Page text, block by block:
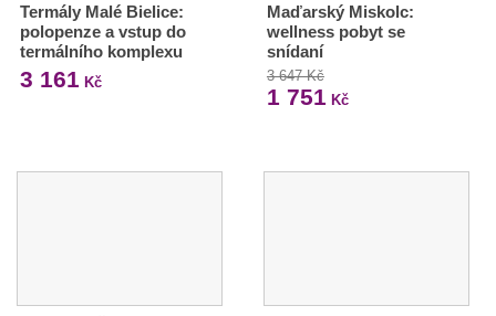
Termály Malé Bielice:
polopenze a vstup do
termálního komplexu
3 161 Kč
Maďarský Miskolc:
wellness pobyt se
snídaní
3 647 Kč
1 751 Kč